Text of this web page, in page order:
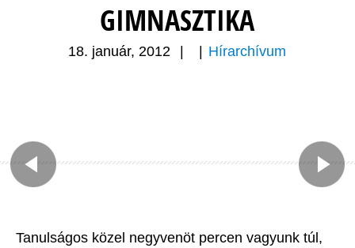
GIMNASZTIKA
18. január, 2012 Hírarchívum
Tanulságos közel negyvenöt percen vagyunk túl,